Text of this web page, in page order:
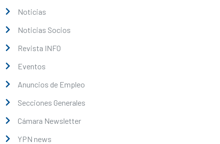
Noticias
Noticias Socios
Revista INFO
Eventos
Anuncios de Empleo
Secciones Generales
Cámara Newsletter
YPN news